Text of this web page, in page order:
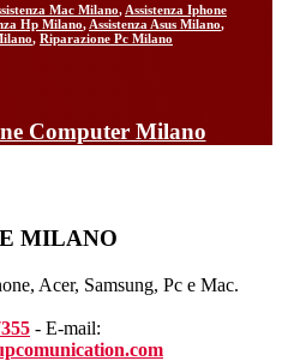
Mac Milano, Assistenza Iphone
Hp Milano, Assistenza Asus Milano,
, Riparazione Pc Milano
Computer Milano
MILANO
Acer, Samsung, Pc e Mac.
- E-mail: